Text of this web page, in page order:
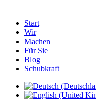
Start
Wir
Machen
Für Sie
Blog
Schubkraft